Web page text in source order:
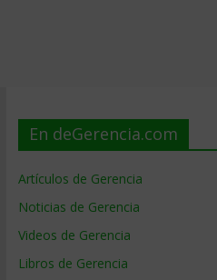
En deGerencia.com
Artículos de Gerencia
Noticias de Gerencia
Videos de Gerencia
Libros de Gerencia